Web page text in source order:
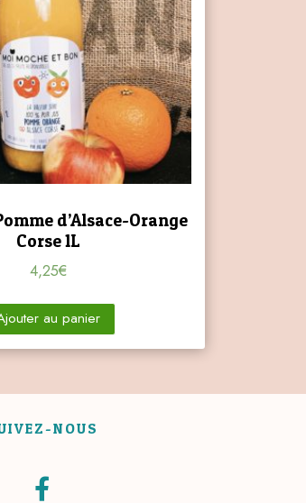
d’Alsace-Orange
Corse 1L
4,25€
au panier
NOUS